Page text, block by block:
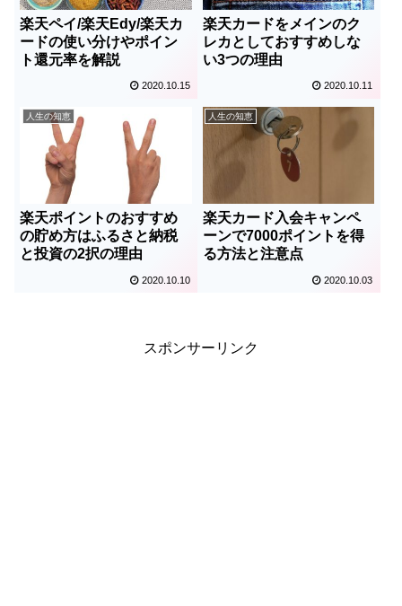
楽天ペイ/楽天Edy/楽天カ
ードの使い分けやポイン
ト還元率を解説
2020.10.15
楽天カードをメインのク
レカとしておすすめしな
い3つの理由
2020.10.11
人生の知恵
楽天ポイントのおすすめ
の貯め方はふるさと納税
と投資の2択の理由
2020.10.10
人生の知恵
楽天カード入会キャンペ
ーンで7000ポイントを得
る方法と注意点
2020.10.03
スポンサーリンク